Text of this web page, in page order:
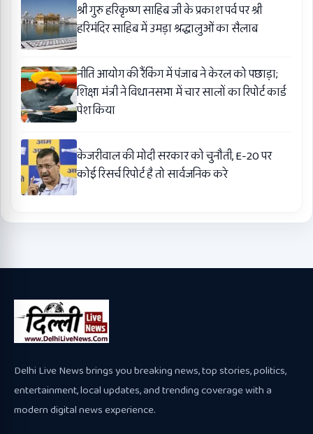
श्री गुरु हरिकृष्ण साहिब जी के प्रकाश पर्व पर श्री
हरिमंदिर साहिब में उमड़ा श्रद्धालुओं का सैलाब
नीति आयोग की रैंकिंग में पंजाब ने केरल को पछाड़ा;
शिक्षा मंत्री ने विधानसभा में चार सालों का रिपोर्ट कार्ड
पेश किया
केजरीवाल की मोदी सरकार को चुनौती, E-20 पर
कोई रिसर्च रिपोर्ट है तो सार्वजनिक करे
Delhi Live News brings you breaking news, top stories, politics,
entertainment, local updates, and trending coverage with a
modern digital news experience.